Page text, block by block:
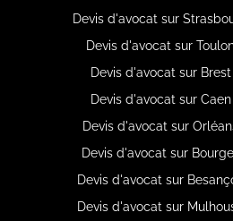
Devis d'avocat sur
Devis d'avocat sur
Devis d'avocat sur
Devis d'avocat sur
Devis d'avocat sur
Devis d'avocat sur
Devis d'avocat sur
Devis d'avocat sur